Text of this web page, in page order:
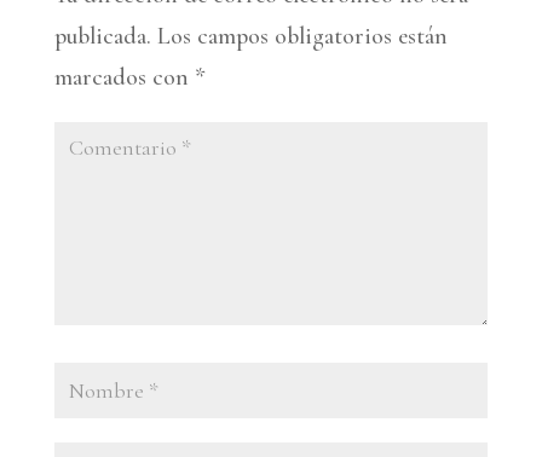
publicada. Los campos obligatorios están
marcados con *